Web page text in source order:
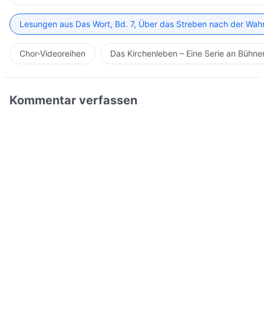
Lesungen aus Das Wort, Bd. 7, Über das Streben nach der
Chor-Videoreihen Das Kirchenleben – Eine Serie an
Kommentar verfassen